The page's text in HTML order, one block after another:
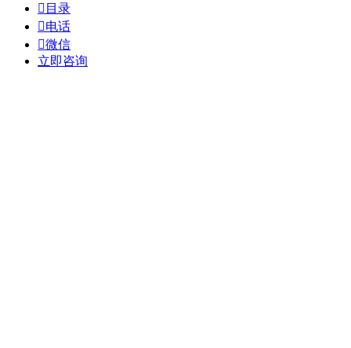
 目录
电话
微信
立即咨询